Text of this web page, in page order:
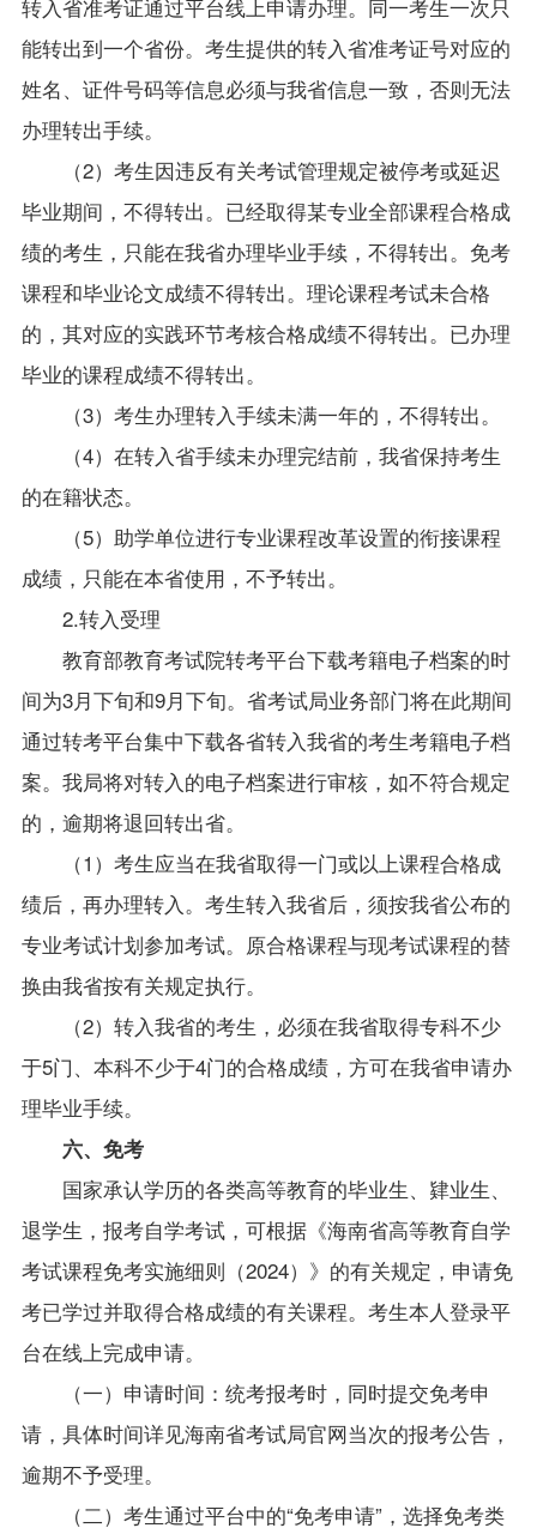
转入省准考证通过平台线上申请办理。同一考生一次只
能转出到一个省份。考生提供的转入省准考证号对应的
姓名、证件号码等信息必须与我省信息一致，否则无法
办理转出手续。
（2）考生因违反有关考试管理规定被停考或延迟
毕业期间，不得转出。已经取得某专业全部课程合格成
绩的考生，只能在我省办理毕业手续，不得转出。免考
课程和毕业论文成绩不得转出。理论课程考试未合格
的，其对应的实践环节考核合格成绩不得转出。已办理
毕业的课程成绩不得转出。
（3）考生办理转入手续未满一年的，不得转出。
（4）在转入省手续未办理完结前，我省保持考生
的在籍状态。
（5）助学单位进行专业课程改革设置的衔接课程
成绩，只能在本省使用，不予转出。
2.转入受理
教育部教育考试院转考平台下载考籍电子档案的时
间为3月下旬和9月下旬。省考试局业务部门将在此期间
通过转考平台集中下载各省转入我省的考生考籍电子档
案。我局将对转入的电子档案进行审核，如不符合规定
的，逾期将退回转出省。
（1 ）考生应当在我省取得一门或以上课程合格成
绩后，再办理转入。考生转入我省后，须按我省公布的
专业考试计划参加考试。原合格课程与现考试课程的替
换由我省按有关规定执行。
（2）转入我省的考生，必须在我省取得专科不少
于5门、本科不少于4门的合格成绩，方可在我省申请办
理毕业手续。
六、免考
国家承认学历的各类高等教育的毕业生、肄业生、
退学生，报考自学考试，可根据《海南省高等教育自学
考试课程免考实施细则（2024）》的有关规定，申请免
考已学过并取得合格成绩的有关课程。考生本人登录平
台在线上完成申请。
（一）申请时间：统考报考时，同时提交免考申
请，具体时间详见海南省考试局官网当次的报考公告，
逾期不予受理。
（二）考生通过平台中的“免考申请”，选择免考类